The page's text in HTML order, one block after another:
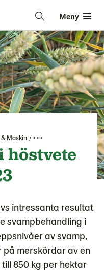
Meny
Maskin • • •
höstvete
intressanta resultat
svampbehandling i
av svamp,
merskördar av en
850 kg per hektar